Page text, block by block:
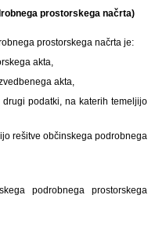
prostorskega načrta)
prostorskega načrta je:
akta,
akta,
podatki, na katerih temeljijo
rešitve občinskega podrobnega
podrobnega prostorskega